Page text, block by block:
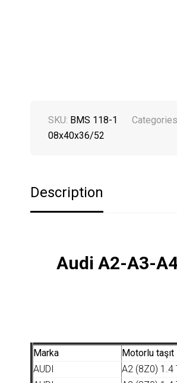
SKU: BMS 118-1
08x40x36/52
Description
Audi A2-A3-
Marka Motorlu taşıt
AUDI
A2 (8Z0) 1.4